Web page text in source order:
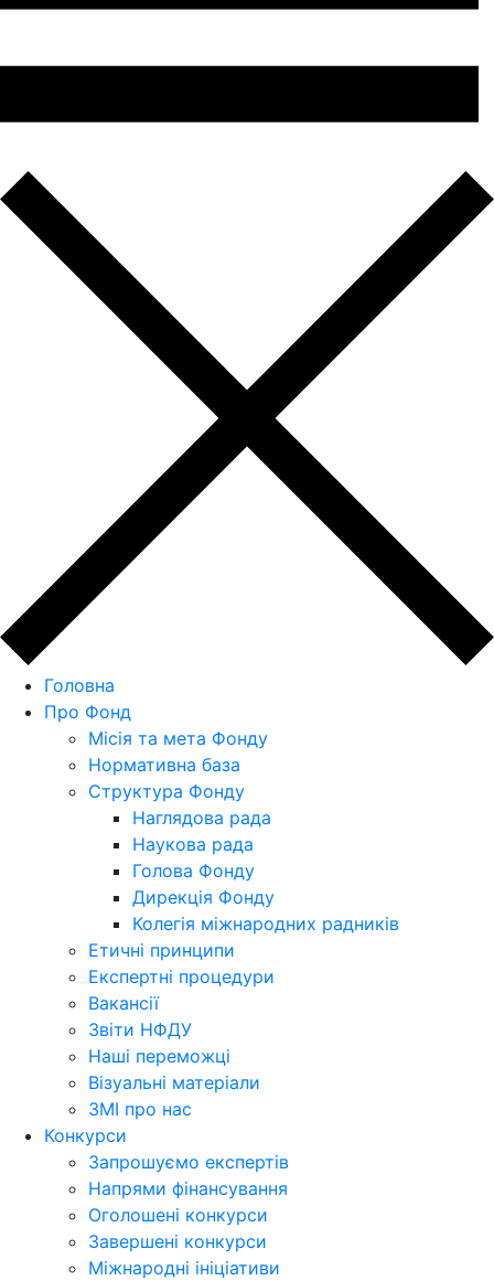
Головна
Про Фонд
Місія та мета Фонду
Нормативна база
Структура Фонду
Наглядова рада
Наукова рада
Голова Фонду
Дирекція Фонду
Колегія міжнародних радників
Етичні принципи
Експертні процедури
Вакансії
Звіти НФДУ
Наші переможці
Візуальні матеріали
ЗМІ про нас
Конкурси
Запрошуємо експертів
Напрями фінансування
Оголошені конкурси
Завершені конкурси
Міжнародні ініціативи